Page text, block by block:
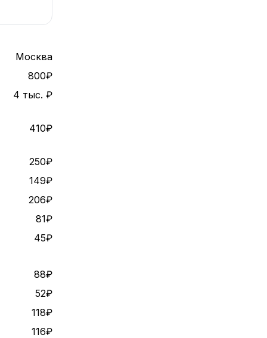
Москва
800₽
4 тыс. ₽
410₽
250₽
149₽
206₽
81₽
45₽
88₽
52₽
118₽
116₽